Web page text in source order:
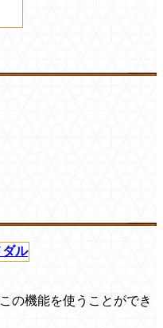
ダル
の機能を使うことができ